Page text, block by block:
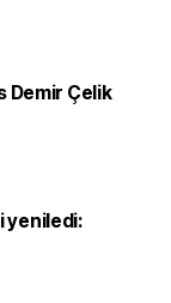
Demir Çelik
yeniledi: